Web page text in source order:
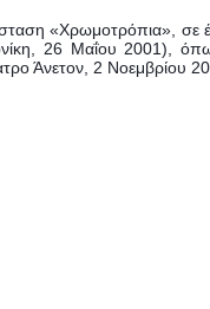
«Χρωμοτρόπια»,
26 Μαΐου 2001),
Άνετον, 2 Νοεμβρίου